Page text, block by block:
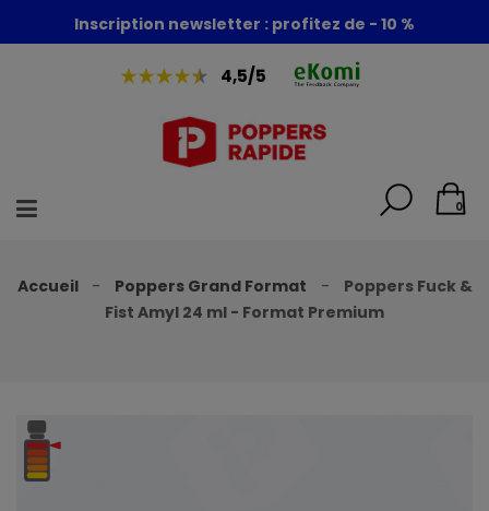
Foire aux poppers : - 30% + 1 poppers offert
Inscription newsletter : profitez de - 10 %
4,5/5
0
Accueil Poppers Grand Format
Poppers Fuck &
Fist Amyl 24 ml - Format Premium